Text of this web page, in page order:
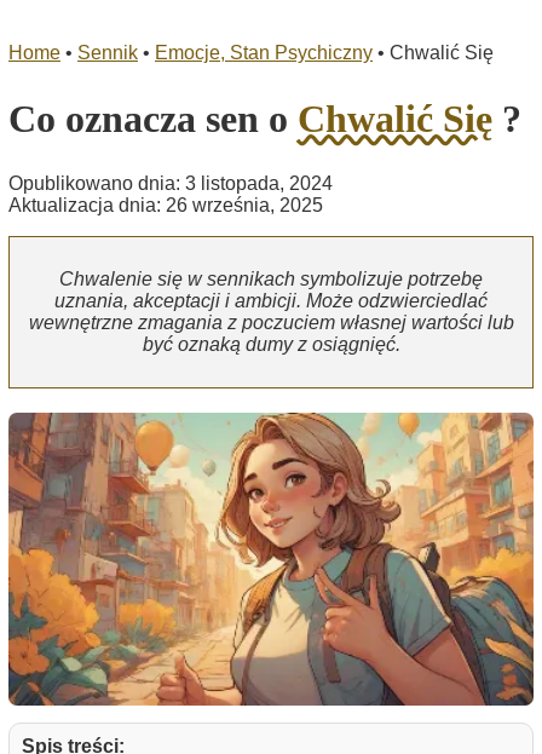
Home • Sennik • Emocje, Stan Psychiczny • Chwalić Się
Co oznacza sen o Chwalić Się ?
Opublikowano dnia: 3 listopada, 2024
Aktualizacja dnia: 26 września, 2025
Chwalenie się w sennikach symbolizuje potrzebę
uznania, akceptacji i ambicji. Może odzwierciedlać
wewnętrzne zmagania z poczuciem własnej wartości lub
być oznaką dumy z osiągnięć.
Spis treści: